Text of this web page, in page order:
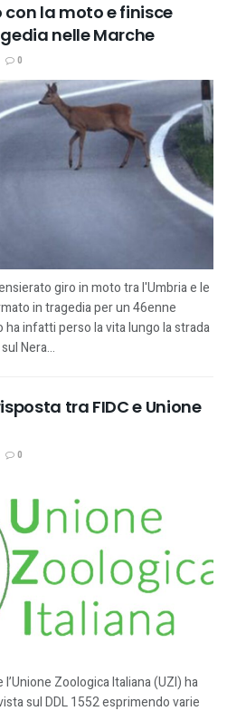
la moto e finisce
nelle Marche
0
giro in moto tra l'Umbria e le
in tragedia per un 46enne
ha infatti perso la vita lungo la strada
Nera...
tra FIDC e Unione
0
Zoologica Italiana (UZI) ha
sul DDL 1552 esprimendo varie